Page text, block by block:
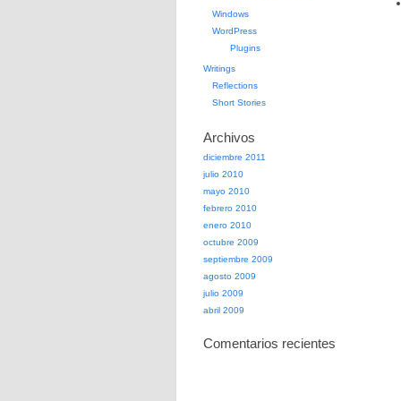
Windows
WordPress
Plugins
Writings
Reflections
Short Stories
Archivos
diciembre 2011
julio 2010
mayo 2010
febrero 2010
enero 2010
octubre 2009
septiembre 2009
agosto 2009
julio 2009
abril 2009
Comentarios recientes